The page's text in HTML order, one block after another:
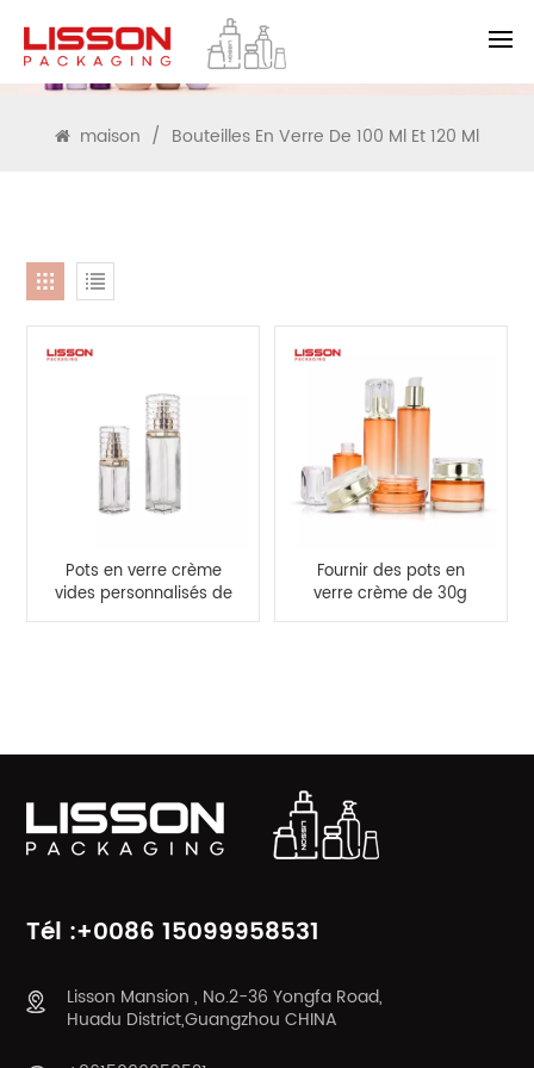
RECHERCHE
maison / Bouteilles En Verre De 100 Ml Et 120 Ml
Pots en verre crème
vides personnalisés de
30 g 50 g et bouteille
Fournir des pots en
verre crème de 30g
50g et un ensemble
Tél :+0086 15099958531
Lisson Mansion , No.2-36 Yongfa Road,
Huadu District,Guangzhou CHINA